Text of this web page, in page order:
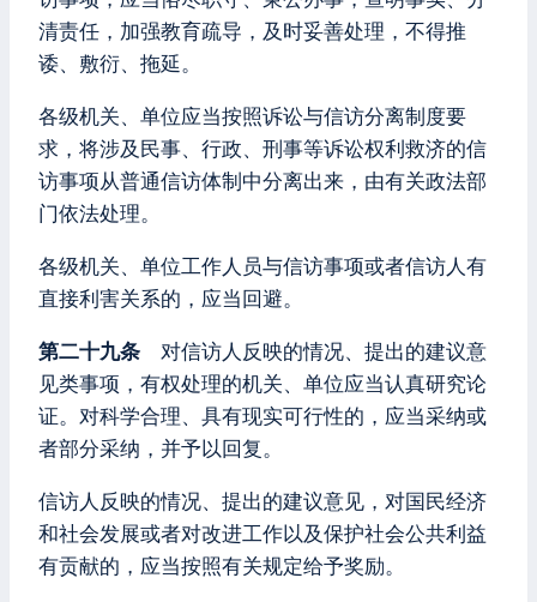
清责任，加强教育疏导，及时妥善处理，不得推
诿、敷衍、拖延。
各级机关、单位应当按照诉讼与信访分离制度要
求，将涉及民事、行政、刑事等诉讼权利救济的信
访事项从普通信访体制中分离出来，由有关政法部
门依法处理。
各级机关、单位工作人员与信访事项或者信访人有
直接利害关系的，应当回避。
第二十九条 对信访人反映的情况、提出的建议意
见类事项，有权处理的机关、单位应当认真研究论
证。对科学合理、具有现实可行性的，应当采纳或
者部分采纳，并予以回复。
信访人反映的情况、提出的建议意见，对国民经济
和社会发展或者对改进工作以及保护社会公共利益
有贡献的，应当按照有关规定给予奖励。